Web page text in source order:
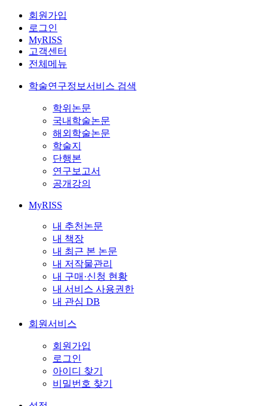
회원가입
로그인
MyRISS
고객센터
전체메뉴
학술연구정보서비스 검색
학위논문
국내학술논문
해외학술논문
학술지
단행본
연구보고서
공개강의
MyRISS
내 추천논문
내 책장
내 최근 본 논문
내 저작물관리
내 구매·신청 현황
내 서비스 사용권한
내 관심 DB
회원서비스
회원가입
로그인
아이디 찾기
비밀번호 찾기